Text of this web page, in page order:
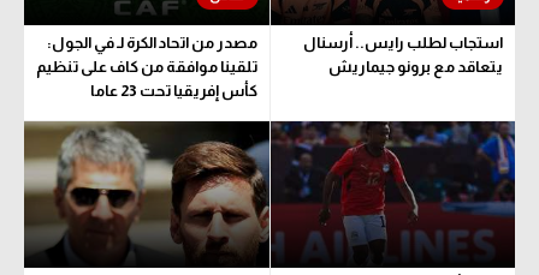
استجاب لطلب رايس.. أرسنال
يتعاقد مع برونو جيماريش
مصدر من اتحاد الكرة لـ في الجول:
تلقينا موافقة من كاف على تنظيم
كأس إفريقيا تحت 23 عاما